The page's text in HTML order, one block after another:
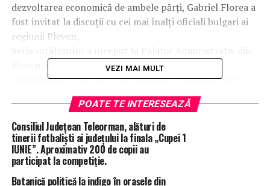
dezvoltarea economică de ambele părți, Gabriel Florea a
fost invitat la discuții cu cei mai înalți oficiali bulgari ai
regiunii Pleven.
Pleven, unde au participat, printre alți oficiali,
președintele și cei doi vicepreședinți ai regiunii, apoi
discuțiile au continuat la primăriile din zonă, iar
acțiunea s-a încheiat la Nicopole, orașul bulgar vecin cu
Turnu Măgurele, unde au fost discuții cu oficialii locali.
Așa am aflat și noi că România și Bulgaria ar fi trebuit să
înceapă construirea a cinci poduri peste Dunăre, printr-
un proiect transfrontalier din PNRR.
Oficialii bulgari au cerut în tara lor ca primul construit
VEZI MAI MULT
POATE TE INTERESEAZĂ
Consiliul Județean Teleorman, alături de
tinerii fotbaliști ai județului la finala „Cupei 1
IUNIE”. Aproximativ 200 de copii au
participat la competiție.
Botanică politică la indigo în orașele din